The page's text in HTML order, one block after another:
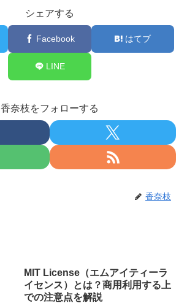
シェアする
Facebook はてブ
LINE
香奈枝をフォローする
香奈枝
MIT License（エムアイティーラ
イセンス）とは？商用利用する上
での注意点を解説